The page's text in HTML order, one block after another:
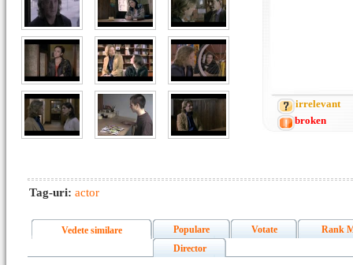
irrelevant
broken
Tag-uri: actor
Vedete similare Populare Votate
Rank
Director